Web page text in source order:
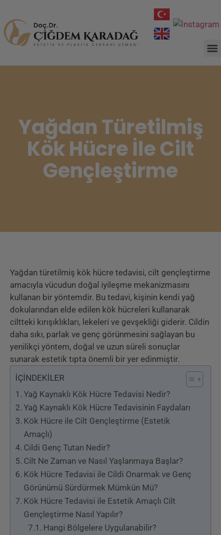
Yağdan Türetilmiş
Kök Hücre İle Cilt
Gençleştirme
Yağdan türetilmiş kök hücre tedavisi, cilt gençleştirme
amacıyla vücudun doğal iyileşme mekanizmasını
kullanan bir yöntemdir. Bu tedavi, kişinin kendi yağ
dokularından elde edilen kök hücreleri kullanarak
ciltteki kırışıklıkları, lekeleri ve gevşekliği giderir. Cildin
daha sıkı, parlak ve genç görünmesini sağlayan bu
yenilikçi yöntem, doğal ve uzun süreli sonuçlar
sunarak estetik tıpta önemli bir yer edinmiştir.
İÇİNDEKİLER
Yağ Kaynaklı Kök Hücre Tedavisi Nedir?
Yağ Kaynaklı Kök Hücre Tedavisinin Faydaları
Kök Hücre ile Cilt Gençleştirme (Estetik
Amaçlı)
Cildi Genç Tutan Nedir?
Cilt Ne Zaman ve Nasıl Yaşlanmaya Başlar?
Kök Hücre Tedavisi ile Cildi Onarmak ve Genç
Görünümü Sürdürmek Mümkün Mü?
Kök Hücre Tedavisi ile Estetik Amaçlı Cilt
Gençleştirme Nasıl Yapılır?
Hangi Bölgelere Uygulanabilir?